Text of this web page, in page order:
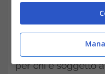
reperibili in
non obbligatoria
per chi è soggetto